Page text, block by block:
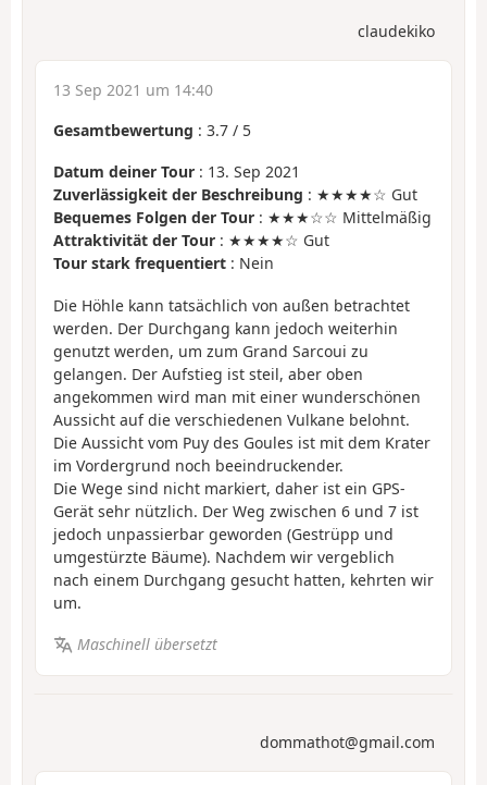
claudekiko
13 Sep 2021 um 14:40
Gesamtbewertung : 3.7 / 5
Datum deiner Tour : 13. Sep 2021
Zuverlässigkeit der Beschreibung : ★★★★☆ Gut
Bequemes Folgen der Tour : ★★★☆☆ Mittelmäßig
Attraktivität der Tour : ★★★★☆ Gut
Tour stark frequentiert : Nein
Die Höhle kann tatsächlich von außen betrachtet
werden. Der Durchgang kann jedoch weiterhin
genutzt werden, um zum Grand Sarcoui zu
gelangen. Der Aufstieg ist steil, aber oben
angekommen wird man mit einer wunderschönen
Aussicht auf die verschiedenen Vulkane belohnt.
Die Aussicht vom Puy des Goules ist mit dem Krater
im Vordergrund noch beeindruckender.
Die Wege sind nicht markiert, daher ist ein GPS-
Gerät sehr nützlich. Der Weg zwischen 6 und 7 ist
jedoch unpassierbar geworden (Gestrüpp und
umgestürzte Bäume). Nachdem wir vergeblich
nach einem Durchgang gesucht hatten, kehrten wir
um.
Maschinell übersetzt
dommathot@gmail.com